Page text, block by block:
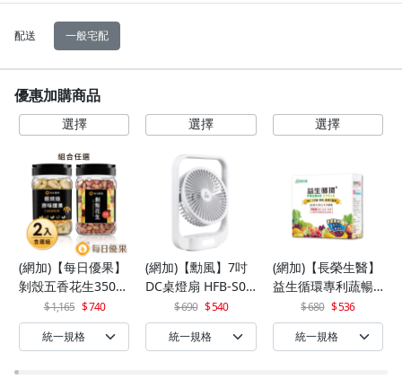
配送 一般宅配
優惠加購商品
(網加)【每日優果】
剝殼五香花生350G
+罐裝原味烘焙腰果
320G
1,165 740
(網加)【勳風】7吋
DC桌燈扇 HFB-S06
690 540
(網加)【長榮生醫】
益生循環專利蔬暢
配方輕體順暢(30包/
盒)x1
680 536